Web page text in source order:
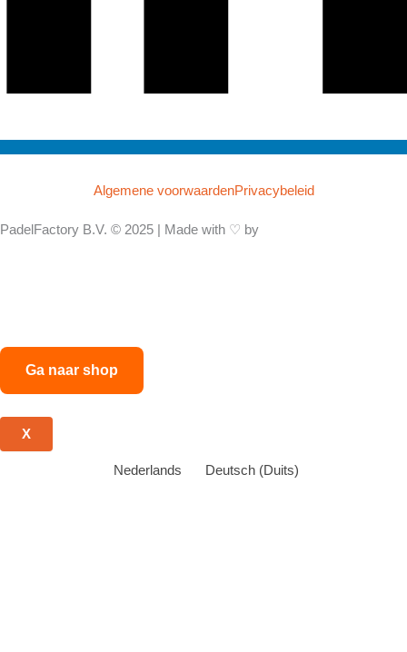
Algemene voorwaardenPrivacybeleid
PadelFactory B.V. © 2025 | Made with ♡ by
Ga naar shop
X
Nederlands Deutsch(Duits)